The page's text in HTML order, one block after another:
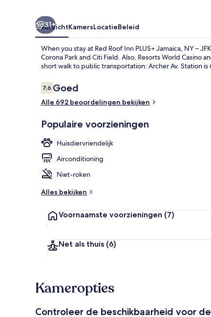
31+
OverzichtKamersLocatieBeleid
When you stay at Red Roof Inn PLUS+ Jamaica, NY –
Corona Park and Citi Field. Also, Resorts World Casino
short walk to public transportation: Archer Av. Station
Beoordelingen
7,67,6 op 10 –
Goed
Alle 692 beoordelingen bekijken
Populaire voorzieningen
Huisdiervriendelijk
Airconditioning
Niet-roken
Alles bekijken
Voornaamste voorzieningen (7)
Net als thuis (6)
Kameropties
Controleer de beschikbaarheid voor